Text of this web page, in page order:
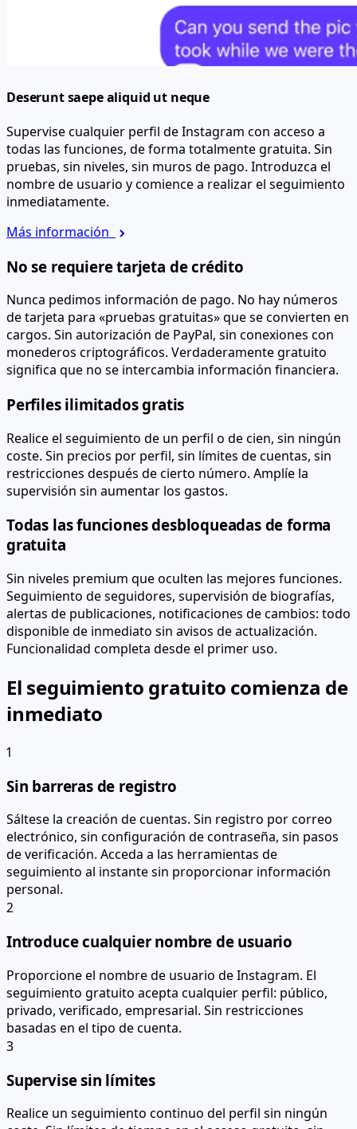
Deserunt saepe aliquid ut neque
Supervise cualquier perfil de Instagram con acceso a
todas las funciones, de forma totalmente gratuita. Sin
pruebas, sin niveles, sin muros de pago. Introduzca el
nombre de usuario y comience a realizar el seguimiento
inmediatamente.
Más información
No se requiere tarjeta de crédito
Nunca pedimos información de pago. No hay números
de tarjeta para «pruebas gratuitas» que se convierten en
cargos. Sin autorización de PayPal, sin conexiones con
monederos criptográficos. Verdaderamente gratuito
significa que no se intercambia información financiera.
Perfiles ilimitados gratis
Realice el seguimiento de un perfil o de cien, sin ningún
coste. Sin precios por perfil, sin límites de cuentas, sin
restricciones después de cierto número. Amplíe la
supervisión sin aumentar los gastos.
Todas las funciones desbloqueadas de forma
gratuita
Sin niveles premium que oculten las mejores funciones.
Seguimiento de seguidores, supervisión de biografías,
alertas de publicaciones, notificaciones de cambios: todo
disponible de inmediato sin avisos de actualización.
Funcionalidad completa desde el primer uso.
El seguimiento gratuito comienza de
inmediato
1
Sin barreras de registro
Sáltese la creación de cuentas. Sin registro por correo
electrónico, sin configuración de contraseña, sin pasos
de verificación. Acceda a las herramientas de
seguimiento al instante sin proporcionar información
personal.
2
Introduce cualquier nombre de usuario
Proporcione el nombre de usuario de Instagram. El
seguimiento gratuito acepta cualquier perfil: público,
privado, verificado, empresarial. Sin restricciones
basadas en el tipo de cuenta.
3
Supervise sin límites
Realice un seguimiento continuo del perfil sin ningún